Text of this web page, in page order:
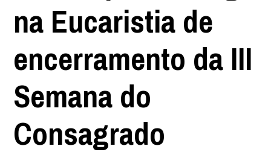
na Eucaristia de
encerramento da III
Semana do
Consagrado